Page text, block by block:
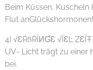
Beim Küssen, Kuscheln
Flut anGlückshormonen!
4) √ƐŔßŔĪИƓƐ √ĪƐĿ
UV- Licht trägt zu einer
bei.